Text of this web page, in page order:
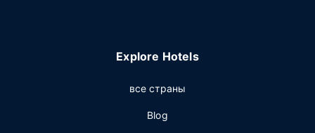
Explore Hotels
все страны
Blog